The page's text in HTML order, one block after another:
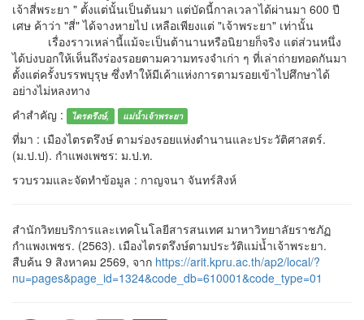
เจ้าสี่พระยา " ตั้งแต่นั้นเป็นต้นมา แต่บัดนี้กาลเวลาได้ผ่านมา 600 ปี
เศษ ค้าว่า "สี่" ได้จางหายไป เหลือเพียงแต่ "เจ้าพระยา" เท่านั้น
เรื่องราวเหล่านี้แม้จะเป็นต้านานหรือนิยายก็จริง แต่ส่วนหนึ่ง
ได้บ่งบอกให้เห็นถึงร่องรอยตามความทรงจำเก่า ๆ ที่เล่าถ่ายทอดกันมา
ตั้งแต่ครั้งบรรพบุรุษ ซึ่งทำให้มีเค้าแห่งการตามรอยเข้าไปศึกษาได้
อย่างไม่หลงทาง
คำสำคัญ :
ไตรตรึงษ์, แม่น้ำเจ้าพระยา
ที่มา : เมืองไตรตรึงษ์ ตามร่องรอยแห่งตำนานและประวัติศาสตร์.
(ม.ป.ป). กำแพงเพชร: ม.ป.ท.
รวบรวมและจัดทำข้อมูล : กาญจนา จันทร์สิงห์
สำนักวิทยบริการและเทคโนโลยีสารสนเทศ มาหาวิทยาลัยราชภัฏ
กำแพงเพชร. (2563). เมืองไตรตรึงษ์ตามประวัติแม่น้ำเจ้าพระยา.
สืบค้น 9 สิงหาคม 2569, จาก https://arit.kpru.ac.th/ap2/local/?
nu=pages&page_id=1324&code_db=610001&code_type=01